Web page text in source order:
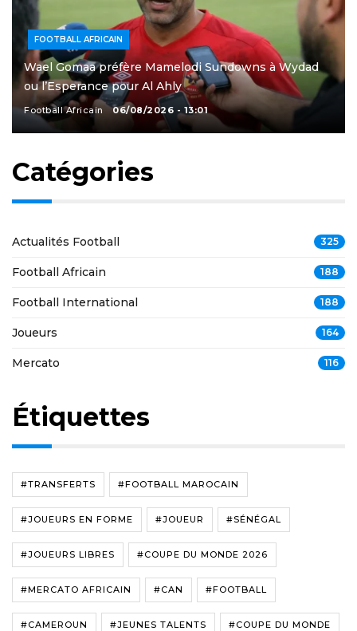
FOOTBALL AFRICAIN
Wael Gomaa préfère Mamelodi Sundowns à Wydad
ou l’Esperance pour Al Ahly
Football Africain 06/08/2026 - 13:01
Catégories
Actualités Football 325
Football Africain 188
Football International 188
Joueurs 164
Mercato 116
Étiquettes
#TRANSFERTS #FOOTBALL MAROCAIN
#JOUEURS EN FORME #JOUEUR #SÉNÉGAL
#JOUEURS LIBRES #COUPE DU MONDE 2026
#MERCATO AFRICAIN #CAN #FOOTBALL
#CAMEROUN #JEUNES TALENTS #COUPE DU MONDE